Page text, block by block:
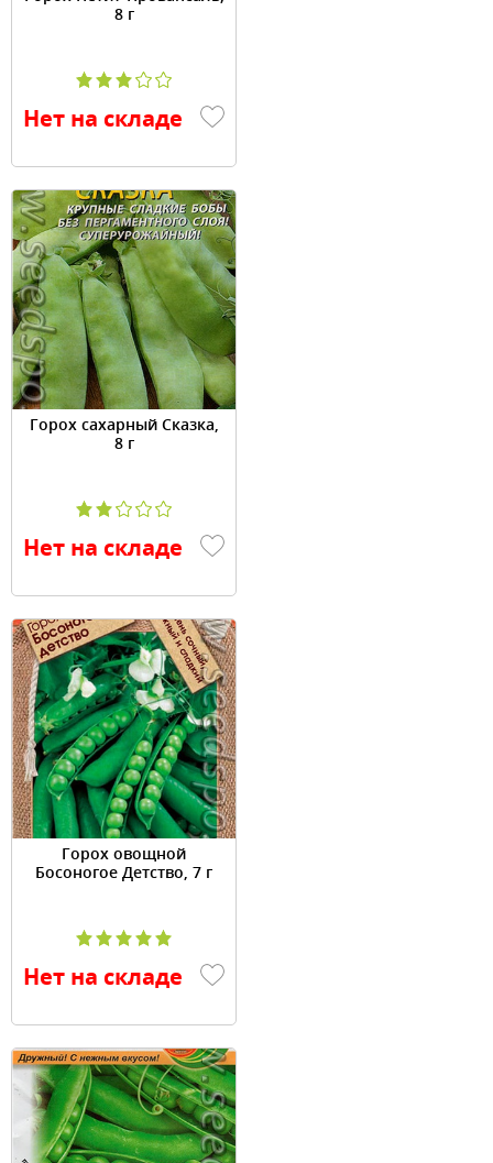
8 г
Нет на складе
Горох сахарный Сказка,
8 г
Нет на складе
Горох овощной
Босоногое Детство, 7 г
Нет на складе